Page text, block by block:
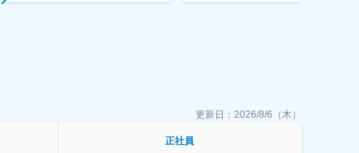
更新日： 2026/8/6（木）
正社員